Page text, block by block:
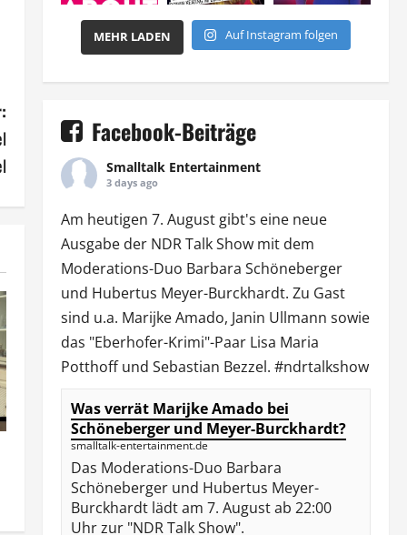
MEHR LADEN Auf Instagram folgen
Facebook-Beiträge
Smalltalk Entertainment
3 days ago
Am heutigen 7. August gibt's eine neue
Ausgabe der NDR Talk Showmit dem
Moderations-Duo Barbara Schöneberger
und Hubertus Meyer-Burckhardt. Zu Gast
sind u.a. Marijke Amado, Janin Ullmann sowie
das "Eberhofer-Krimi"-Paar Lisa Maria
Potthoff und Sebastian Bezzel. #ndrtalkshow
Was verrät Marijke Amado bei
Schöneberger und Meyer-Burckhardt?
smalltalk-entertainment.de
Das Moderations-Duo Barbara
Schöneberger und Hubertus Meyer-
Burckhardt lädt am 7. August ab 22:00
Uhr zur "NDR Talk Show".